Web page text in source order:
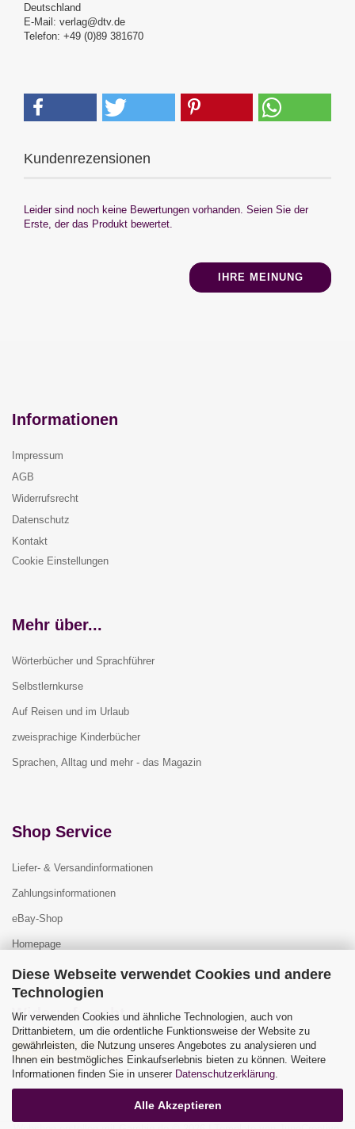
Diese Webseite verwendet Cookies und andere
Technologien
Wir verwenden Cookies und ähnliche Technologien, auch von
Drittanbietern, um die ordentliche Funktionsweise der Website zu
gewährleisten, die Nutzung unseres Angebotes zu analysieren und
Ihnen ein bestmögliches Einkaufserlebnis bieten zu können. Weitere
Informationen finden Sie in unserer Datenschutzerklärung
Alle Akzeptieren
Deutschland
E-Mail: verlag@dtv.de
Telefon: +49 (0)89 381670
Kundenrezensionen
Leider sind noch keine Bewertungen vorhanden. Seien Sie der
Erste, der das Produkt bewertet.
IHRE MEINUNG
Informationen
Impressum
AGB
Widerrufsrecht
Datenschutz
Kontakt
Cookie Einstellungen
Mehr über...
Wörterbücher und Sprachführer
Selbstlernkurse
Auf Reisen und im Urlaub
zweisprachige Kinderbücher
Sprachen, Alltag und mehr - das Magazin
Shop Service
Liefer- & Versandinformationen
Zahlungsinformationen
eBay-Shop
Homepage
Widerrufsrecht
Vertrag widerrufen
Widerrufsbelehrung